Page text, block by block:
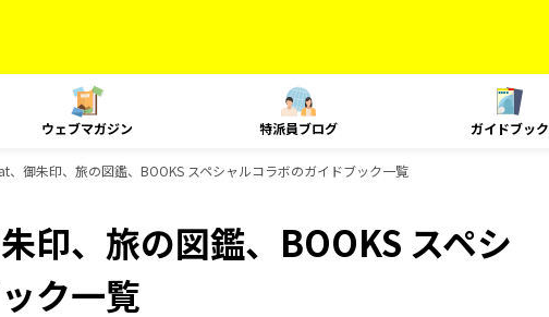
ウェブマガジン 特派員ブログ ガイドブック
、御朱印、旅の図鑑、BOOKS スペシャルコラボのガイドブック一覧
印、旅の図鑑、BOOKS スペシ
ク一覧